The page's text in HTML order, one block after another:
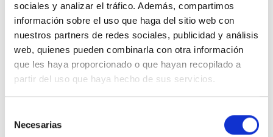
sociales y analizar el tráfico. Además, compartimos
información sobre el uso que haga del sitio web con
nuestros partners de redes sociales, publicidad y análisis
web, quienes pueden combinarla con otra información
que les haya proporcionado o que hayan recopilado a
partir del uso que haya hecho de sus servicios.
Necesarias